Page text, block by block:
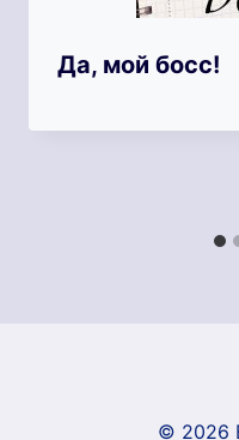
Да, мой босс!
© 2026